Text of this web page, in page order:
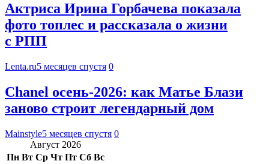
Актриса Ирина Горбачева показала
фото топлес и рассказала о жизни
с РПП
Lenta.ru5 месяцев спустя 0
Chanel осень-2026: как Матье Блази
заново строит легендарный дом
Mainstyle5 месяцев спустя 0
Август 2026
Пн Вт Ср Чт Пт Сб Вс